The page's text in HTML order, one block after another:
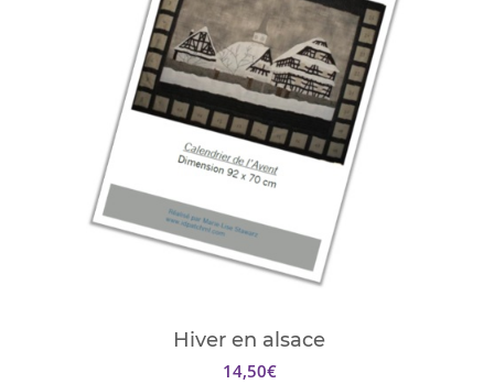
Hiver en alsace
14,50€